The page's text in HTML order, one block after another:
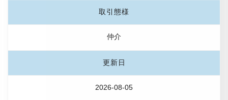
取引態様
仲介
更新日
2026-08-05